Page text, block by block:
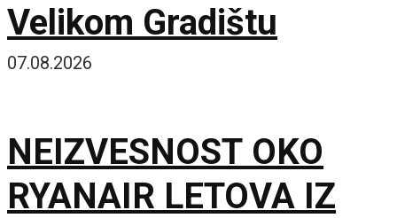
Velikom Gradištu
07.08.2026
NEIZVESNOST OKO
RYANAIR LETOVA IZ